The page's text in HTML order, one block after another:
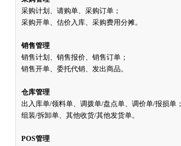
采购计划、请购单、采购订单；
采购开单、估价入库、采购费用分摊。
销售管理
销售计划、销售报价、销售订单；
销售开单、委托代销、发出商品。
仓库管理
出入库单/领料单、调拨单/盘点单、调价单/报损单；
组装/拆卸单、其他收货/其他发货单。
POS管理